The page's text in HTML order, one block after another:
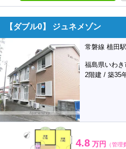
【ダブル0】 ジュネメゾン
常磐線 植田
福島県いわ
2階建 / 築35
4.8 万円 （管理